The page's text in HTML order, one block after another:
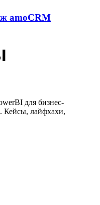
amoCRM
для бизнес-
Кейсы, лайфхахи,